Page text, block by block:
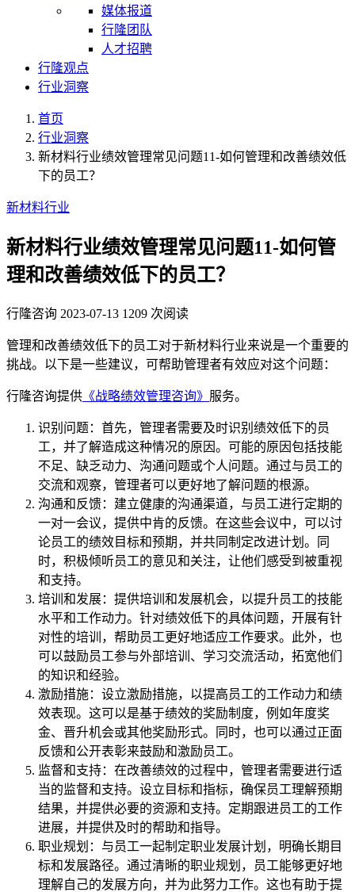
媒体报道
行隆团队
人才招聘
行隆观点
行业洞察
首页
行业洞察
新材料行业绩效管理常见问题11-如何管理和改善绩效低
下的员工？
新材料行业
新材料行业绩效管理常见问题11-如何管
理和改善绩效低下的员工？
行隆咨询 2023-07-13 1209 次阅读
管理和改善绩效低下的员工对于新材料行业来说是一个重要的
挑战。以下是一些建议，可帮助管理者有效应对这个问题：
行隆咨询提供 《战略绩效管理咨询》 服务。
识别问题：首先，管理者需要及时识别绩效低下的员
工，并了解造成这种情况的原因。可能的原因包括技能
不足、缺乏动力、沟通问题或个人问题。通过与员工的
交流和观察，管理者可以更好地了解问题的根源。
沟通和反馈：建立健康的沟通渠道，与员工进行定期的
一对一会议，提供中肯的反馈。在这些会议中，可以讨
论员工的绩效目标和预期，并共同制定改进计划。同
时，积极倾听员工的意见和关注，让他们感受到被重视
和支持。
培训和发展：提供培训和发展机会，以提升员工的技能
水平和工作动力。针对绩效低下的具体问题，开展有针
对性的培训，帮助员工更好地适应工作要求。此外，也
可以鼓励员工参与外部培训、学习交流活动，拓宽他们
的知识和经验。
激励措施：设立激励措施，以提高员工的工作动力和绩
效表现。这可以是基于绩效的奖励制度，例如年度奖
金、晋升机会或其他奖励形式。同时，也可以通过正面
反馈和公开表彰来鼓励和激励员工。
监督和支持：在改善绩效的过程中，管理者需要进行适
当的监督和支持。设立目标和指标，确保员工理解预期
结果，并提供必要的资源和支持。定期跟进员工的工作
进展，并提供及时的帮助和指导。
职业规划：与员工一起制定职业发展计划，明确长期目
标和发展路径。通过清晰的职业规划，员工能够更好地
理解自己的发展方向，并为此努力工作。这也有助于提